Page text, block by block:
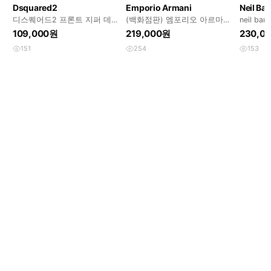
Dsquared2
디스퀘어드2 프론트 지퍼 데님
46
109,000원
151
Emporio Armani
(백화점판) 엠포리오 아르마니
와이드 데님팬츠
219,000원
254
Neil
neil
153